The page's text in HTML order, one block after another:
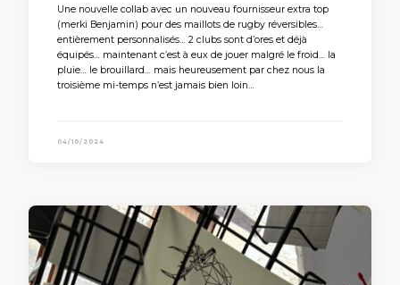
Une nouvelle collab avec un nouveau fournisseur extra top
(merki Benjamin) pour des maillots de rugby réversibles…
entièrement personnalisés… 2 clubs sont d’ores et déjà
équipés… maintenant c’est à eux de jouer malgré le froid… la
pluie… le brouillard… mais heureusement par chez nous la
troisième mi-temps n’est jamais bien loin…
04/10/2024